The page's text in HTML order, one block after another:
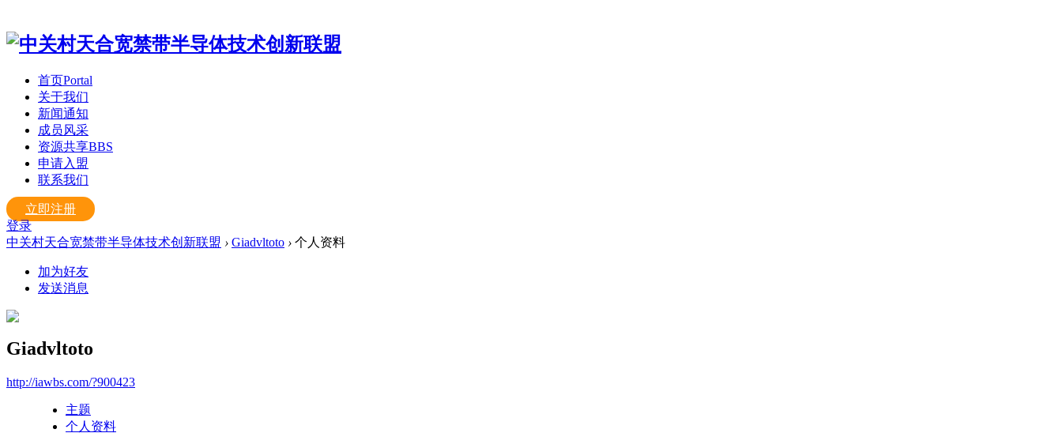
首页Portal
关于我们
新闻通知
成员风采
资源共享BBS
申请入盟
联系我们
立即注册
登录
中关村天合宽禁带半导体技术创新联盟 › Giadvltoto › 个人资料
加为好友
发送消息
Giadvltoto
http://iawbs.com/?900423
主题
个人资料